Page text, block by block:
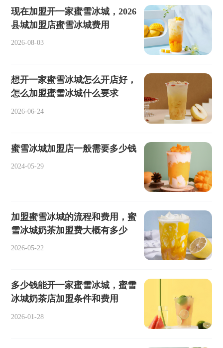
现在加盟开一家蜜雪冰城，2026
县城加盟店蜜雪冰城费用
2026-08-03
想开一家蜜雪冰城怎么开店好，
怎么加盟蜜雪冰城什么要求
2026-06-24
蜜雪冰城加盟店一般需要多少钱
2024-05-29
加盟蜜雪冰城的流程和费用，蜜
雪冰城奶茶加盟费大概有多少
2026-05-22
多少钱能开一家蜜雪冰城，蜜雪
冰城奶茶店加盟条件和费用
2026-01-28